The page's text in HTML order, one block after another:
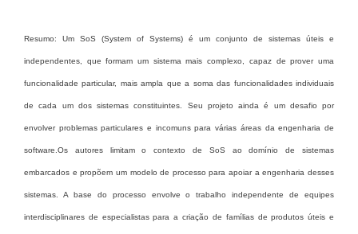
Resumo: Um SoS (System of Systems) é um conjunto de sistemas úteis e
independentes, que formam um sistema mais complexo, capaz de prover uma
funcionalidade particular, mais ampla que a soma das funcionalidades individuais
de cada um dos sistemas constituintes. Seu projeto ainda é um desafio por
envolver problemas particulares e incomuns para várias áreas da engenharia de
software.Os autores limitam o contexto de SoS ao domínio de sistemas
embarcados e propõem um modelo de processo para apoiar a engenharia desses
sistemas. A base do processo envolve o trabalho independente de equipes
interdisciplinares de especialistas para a criação de famílias de produtos úteis e